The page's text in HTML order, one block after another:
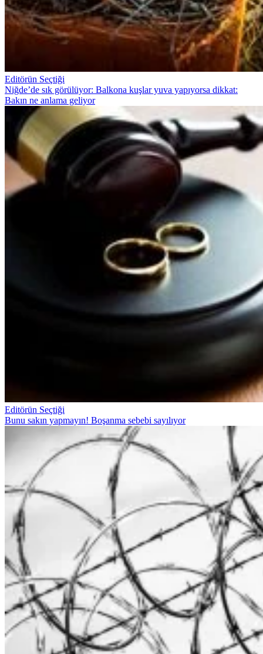
Editörün Seçtiği
Niğde’de sık görülüyor: Balkona kuşlar yuva yapıyorsa dikkat:
Bakın ne anlama geliyor
Editörün Seçtiği
Bunu sakın yapmayın! Boşanma sebebi sayılıyor